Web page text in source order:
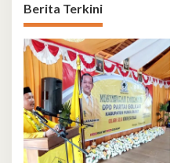
Berita Terkini